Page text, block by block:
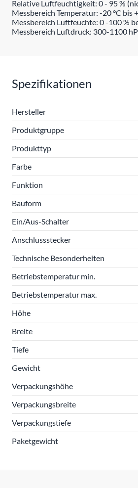
Relative Luftfeuchtigkeit: 0 - 95 %
Messbereich Temperatur: -20 °C bis
Messbereich Luftfeuchte: 0 -100 %
Messbereich Luftdruck: 300-1100
Spezifikationen
Hersteller
Produktgruppe
Produkttyp
Farbe
Funktion
Bauform
Ein/Aus-Schalter
Anschlussstecker
Technische Besonderheiten
Betriebstemperatur min.
Betriebstemperatur max.
Höhe
Breite
Tiefe
Gewicht
Verpackungshöhe
Verpackungsbreite
Verpackungstiefe
Paketgewicht